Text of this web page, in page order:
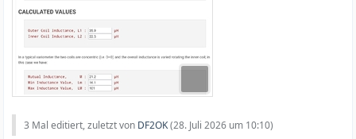
3 Mal editiert, zuletzt von DF2OK(28. Juli 2026 um 10:10)